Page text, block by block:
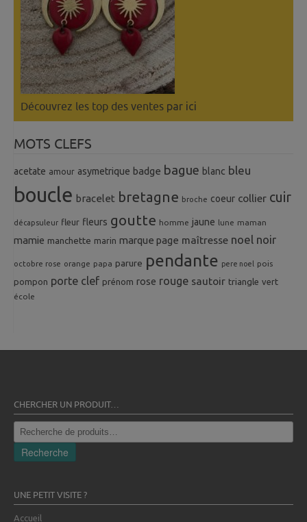
Découvrez les top des ventes par ici
MOTS CLEFS
acetate amour asymetrique badge bague blanc bleu
boucle bracelet bretagne broche coeur collier cuir
décapsuleur fleur fleurs goutte homme jaune lune maman
mamie manchette marin marque page maîtresse noel noir
octobre rose orange papa parure pendante pere noel pois
pompon porte clef prénom rose rouge sautoir triangle vert
école
CHERCHER UN PRODUIT…
Recherche
pour :
Recherche
UNE PETIT VISITE ?
Accueil